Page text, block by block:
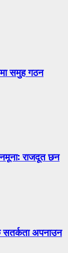
समुह गठन
नमूना: राजदूत छन
सतर्कता अपनाउन